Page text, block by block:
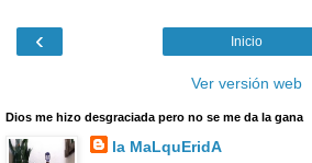
‹ Inicio
Ver versión web
Dios me hizo desgraciada pero no se me da la gana
la MaLquEridA